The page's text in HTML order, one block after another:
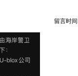
留言时间